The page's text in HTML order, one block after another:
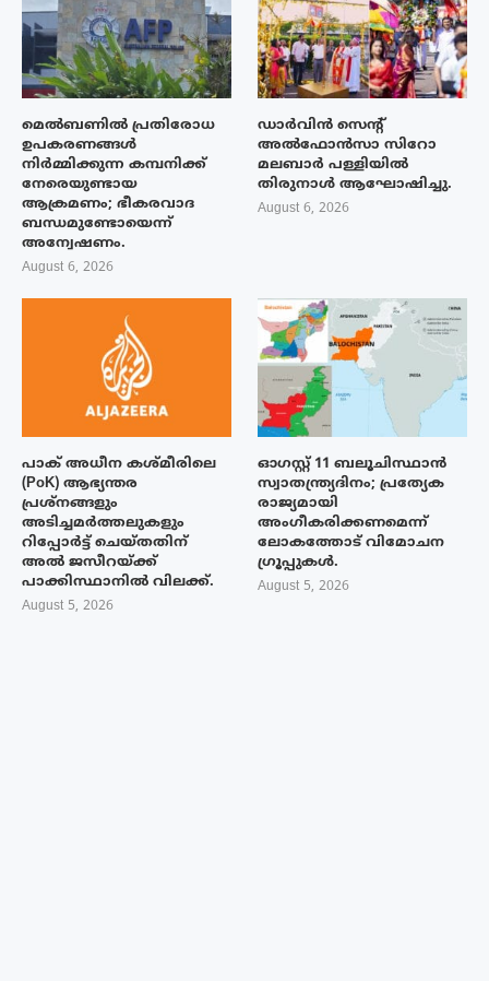
മെൽബണിൽ പ്രതിരോധ
ഉപകരണങ്ങൾ
നിർമ്മിക്കുന്ന കമ്പനിക്ക്
നേരെയുണ്ടായ
ആക്രമണം; ഭീകരവാദ
ബന്ധമുണ്ടോയെന്ന്
അന്വേഷണം.
August 6, 2026
ഡാർവിൻ സെന്റ്
അൽഫോൻസാ സിറോ
മലബാർ പള്ളിയിൽ
തിരുനാൾ ആഘോഷിച്ചു.
August 6, 2026
പാക് അധീന കശ്മീരിലെ
(PoK) ആഭ്യന്തര
പ്രശ്നങ്ങളും
അടിച്ചമർത്തലുകളും
റിപ്പോർട്ട് ചെയ്തതിന്
അൽ ജസീറയ്‌ക്ക്
പാക്കിസ്ഥാനിൽ വിലക്ക്.
August 5, 2026
ഓഗസ്റ്റ് 11 ബലൂചിസ്ഥാൻ
സ്വാതന്ത്ര്യദിനം; പ്രത്യേക
രാജ്യമായി
അംഗീകരിക്കണമെന്ന്
ലോകത്തോട് വിമോചന
ഗ്രൂപ്പുകൾ.
August 5, 2026